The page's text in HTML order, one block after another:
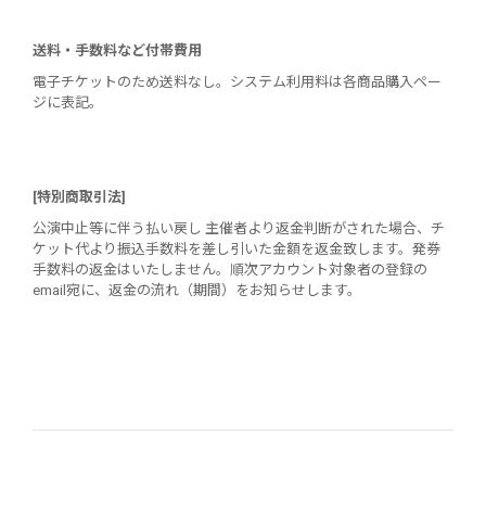
送料・手数料など付帯費用
電子チケットのため送料なし。システム利用料は各商品購入ペー
ジに表記。
[特別商取引法]
公演中止等に伴う払い戻し 主催者より返金判断がされた場合、チ
ケット代より振込手数料を差し引いた金額を返金致します。発券
手数料の返金はいたしません。順次アカウント対象者の登録の
email宛に、返金の流れ（期間）をお知らせします。